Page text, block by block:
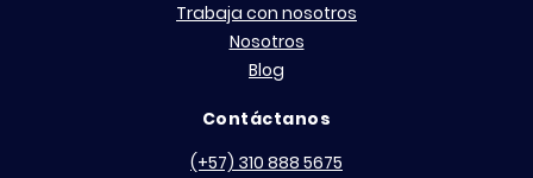
Trabaja con nosotros
Nosotros
Blog
Contáctanos
(+57) 310 888 5675